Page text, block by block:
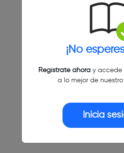
¡No
Regístrate ahoray accede
a lo mejor de
Inicia